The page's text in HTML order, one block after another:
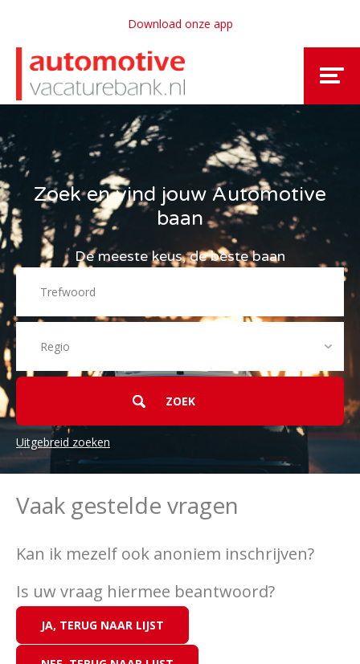
Download onze app
Zoek en vind jouw Automotive
baan
De meeste keus, de beste baan
Uitgebreid zoeken
Vaak gestelde vragen
Kan ik mezelf ook anoniem inschrijven?
Is uw vraag hiermee beantwoord?